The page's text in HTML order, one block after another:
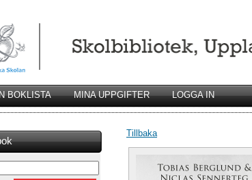
BOKLISTA MINA UPPGIFTER LOGGA IN
Tillbaka